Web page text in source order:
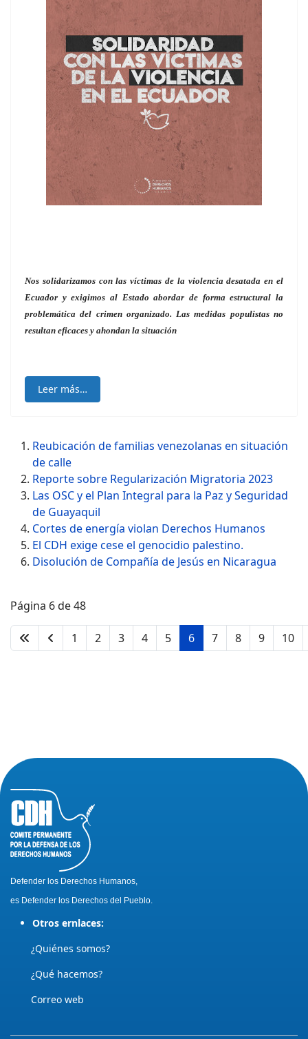
Nos solidarizamos con las víctimas de la violencia desatada en el
Ecuador y exigimos al Estado abordar de forma estructural la
problemática del crimen organizado.Las medidas populistas no
resultan eficaces y ahondan la situación
Leer más…
Reubicación de familias venezolanas en situación
de calle
Reporte sobre Regularización Migratoria 2023
Las OSC y el Plan Integral para la Paz y Seguridad
de Guayaquil
Cortes de energía violan Derechos Humanos
El CDH exige cese el genocidio palestino.
Disolución de Compañía de Jesús en Nicaragua
Página 6 de 48
1 2 3 4 5 6 7 8 9 10
Defender los Derechos Humanos,
es Defender los Derechos del Pueblo.
Otros ernlaces:
¿Quiénes somos?
¿Qué hacemos?
Correo web